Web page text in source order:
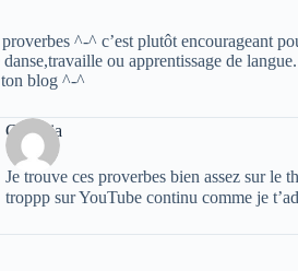
proverbes ^-^ c’est plutôt encourageant
ou apprentissage de
blog ^-^
Camelia
Je trouve ces proverbes bien assez sur le
troppp sur YouTube continu comme je